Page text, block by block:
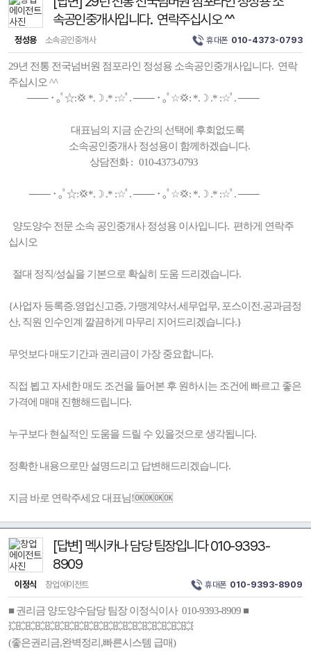
속공인중개사입니다. 연락주십시오 ^^
정성용 소속공인중개사 휴대폰 010-4373-0793
29년 전통 전국넘버원 점포라인 정성용 소속공인중개사입니다. 연락
주십시오 ^^
─── ･ ｡ﾟ☆:💢 *.☽ .* :☆ﾟ. ─── ･ ｡ﾟ☆💢: *.☽ .* :☆ﾟ. ───
대표님의 지금 순간의 선택에 후회없도록
소속공인중개사 정성용이 함께하겠습니다.
상담전화 : 010-4373-0793
─── ･ ｡ﾟ☆:💢*.☽ .* :☆ﾟ. ─── ･ ｡ﾟ☆💢: *.☽ .* :☆ﾟ. ───
양도양수 전문 소속 공인중개사 정성용 이사입니다. 편하게 연락주
십시오
절대 정직/성실을 기본으로 확실히 도움 드리겠습니다.
{사업자 등록증.영업신고증, 가맹계약서.세무업무, 포스이전.공과금정
산, 직원 인수인계 깔끔하게 마무리 지어드리겠습니다.}
무엇보다 매도기간과 권리금이 가장 중요합니다.
직접 뵙고 자세한 매도 조건을 들어본 후 원하시는 조건에 빠르고 좋은
가격에 매매 진행해드립니다.
누구보다 현실적인 도움을 드릴 수 있을것으로 생각됩니다.
정확한 내용으로만 설명드리고 답변해드리겠습니다.
지금 바로 연락주세요 대표님!🆗🆗🆗🆗
[답변] 멕시카나 담당 팀장입니다 010-9393-
8909
이정식 창업에이전트 휴대폰 010-9393-8909
■ 권리금 양도양수담당 팀장 이정식이사 010-9393-8909 ■
💥💥💥💥💥💥💥💥💥💥💥💥💥💥💥💥💥💥💥
(좋은권리금,완벽정리,빠른시스템 급매)